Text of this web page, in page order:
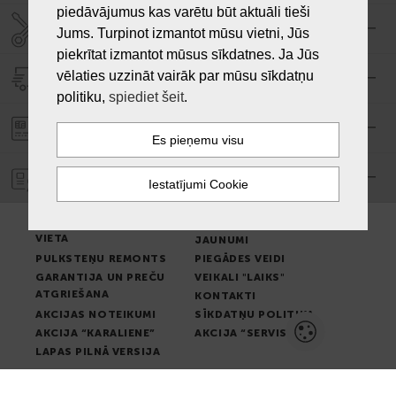
SERVISA CENTRS "LAIKS"
PIEGĀDE
PASŪTĪJUMA APMAKSA
GARANTIJA
VIETA
JAUNUMI
PULKSTEŅU REMONTS
PIEGĀDES VEIDI
GARANTIJA UN PREČU
ATGRIEŠANA
VEIKALI "LAIKS"
KONTAKTI
AKCIJAS NOTEIKUMI
SĪKDATŅU POLITIKA
AKCIJA “KARALIENE”
AKCIJA “SERVISS”
LAPAS PILNĀ VERSIJA
piedāvājumus kas varētu būt aktuāli tieši
Jums. Turpinot izmantot mūsu vietni, Jūs
piekrītat izmantot mūsus sīkdatnes. Ja Jūs
vēlaties uzzināt vairāk par mūsu sīkdatņu
politiku, spiediet šeit.